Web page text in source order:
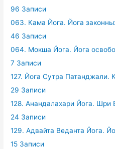
96 Записи
063. Кама Йога. Йога
46 Записи
064. Мокша Йога. Йога
7 Записи
127. Йога Сутра Патанджали.
29 Записи
128. Анандалахари Йога. Шри
24 Записи
129. Адвайта Веданта Йога.
15 Записи